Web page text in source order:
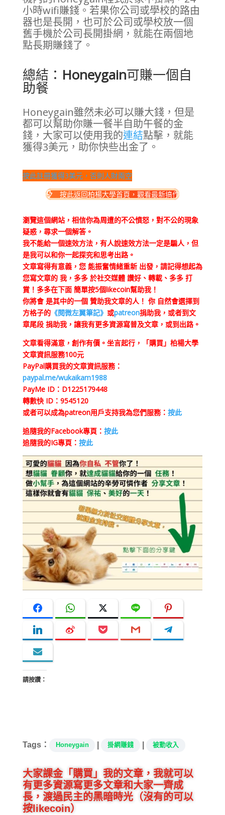
小時wifi賺錢。若果你公司或學校的路由
器也是長開，也可於公司或學校放一個
舊手機於公司長開掛網，就能在兩個地
點長期賺錢了。
總結： Honeygain可賺一個自
助餐
Honeygain雖然未必可以賺大錢，但是
都可以幫助你賺一餐半自助午餐的金
錢，大家可以使用我的連結點擊，就能
獲得3美元，助你快些出金了。
按此註冊獲得3美元，否則人財兩空
按此返回柏楊大學首頁，觀看最新搞作
瀏覽這個網站，相信你為周遭的不公憤怒，對不公的現象
疑惑，尋求一個解答。
我不能給一個速效方法，有人說速效方法一定是騙人，但
是我可以和你一起探究和思考出路。
文章寫得有意義，您 能振奮情緒重新 出發，請記得想起為
您寫文章的 我，多多 於社交媒體 讚好、轉載、多多 打
賞！多多在下面 簡單按5個likecoin幫助我！
你將會 是其中的一個 贊助我文章的人！ 你 自然會選擇到
方格子的《閱微左翼筆記》 或patreon捐助我，或者到文
章尾段 捐助我，讓我有更多資源寫普及文章，或到出路。
文章看得滿意，創作有價。坐言起行，「購買」柏楊大學
文章資訊服務100元
PayPal購買我的文章資訊服務：
paypal.me/wukaikam1988
PayMe ID：D1225179448
轉數快 ID：9545120
或者可以成為patreon用戶支持我為您們服務： 按此
追隨我的Facebook專頁： 按此
追隨我的IG專頁： 按此
請按讚：
Tags： Honeygain 掛網賺錢 被動收入
大家課金「購買」我的文章，我就可以
有更多資源寫更多文章和大家一齊成
長，渡過民主的黑暗時光（沒有的可以
按likecoin）